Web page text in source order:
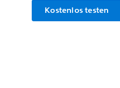
Kostenlos testen